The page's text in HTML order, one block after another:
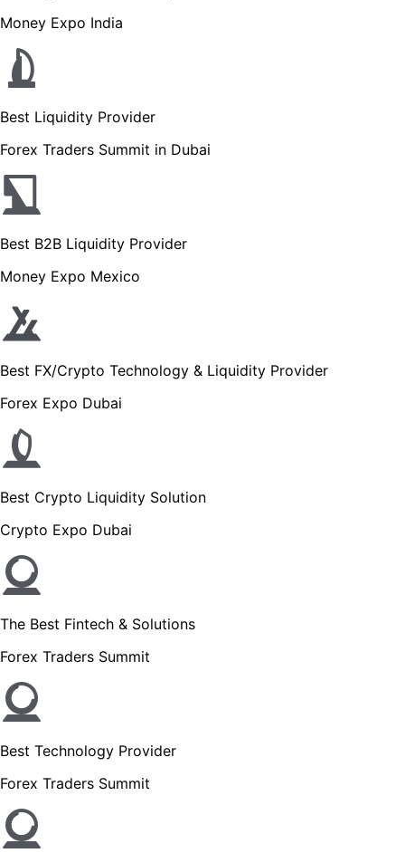
Money Expo India
Best Liquidity Provider
Forex Traders Summit in Dubai
Best B2B Liquidity Provider
Money Expo Mexico
Best FX/Crypto Technology & Liquidity Provider
Forex Expo Dubai
Best Crypto Liquidity Solution
Crypto Expo Dubai
The Best Fintech & Solutions
Forex Traders Summit
Best Technology Provider
Forex Traders Summit